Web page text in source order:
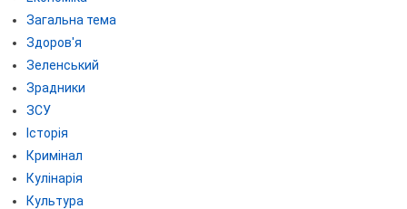
Загальна тема
Здоров'я
Зеленський
Зрадники
ЗСУ
Історія
Кримінал
Кулінарія
Культура